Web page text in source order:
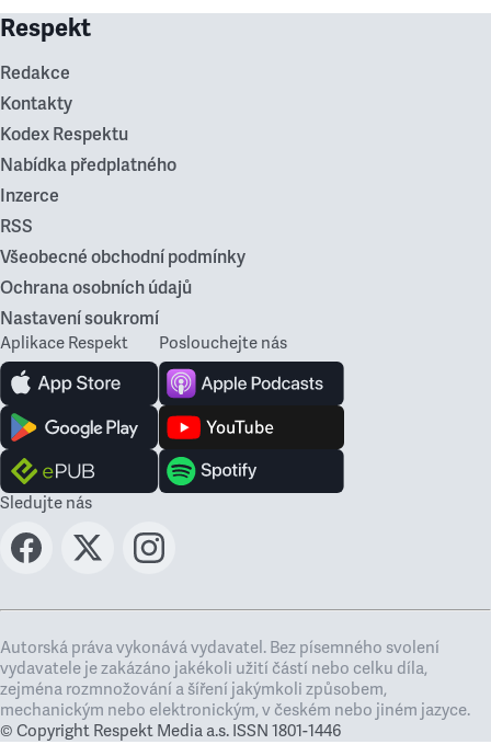
Respekt
Redakce
Kontakty
Kodex Respektu
Nabídka předplatného
Inzerce
RSS
Všeobecné obchodní podmínky
Ochrana osobních údajů
Nastavení soukromí
Aplikace Respekt Poslouchejte nás
Sledujte nás
Autorská práva vykonává vydavatel. Bez písemného svolení
vydavatele je zakázáno jakékoli užití částí nebo celku díla,
zejména rozmnožování a šíření jakýmkoli způsobem,
mechanickým nebo elektronickým, v českém nebo jiném jazyce.
© Copyright Respekt Media a.s. ISSN 1801-1446